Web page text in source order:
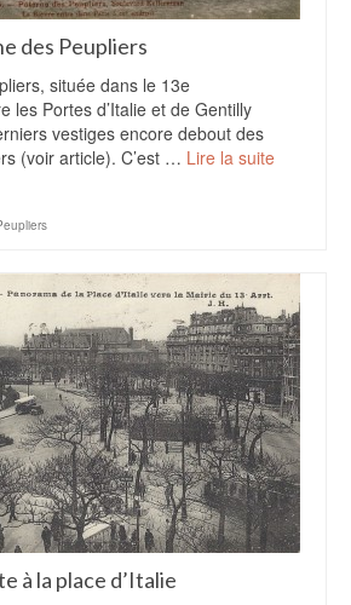
des Peupliers
située dans le 13e
les Portes d’Italie et de Gentilly
vestiges encore debout des
(voir article). C’est … Lire la suite
à la place d’Italie